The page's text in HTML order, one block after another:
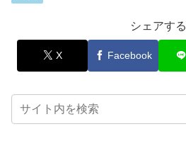
シェアする
X Facebook